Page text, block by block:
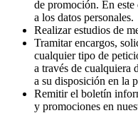
de promoción. En este
a los datos personales.
Realizar estudios de
Tramitar encargos,
cualquier tipo de
a través de cualquiera
a su disposición en la
Remitir el boletín
y promociones en